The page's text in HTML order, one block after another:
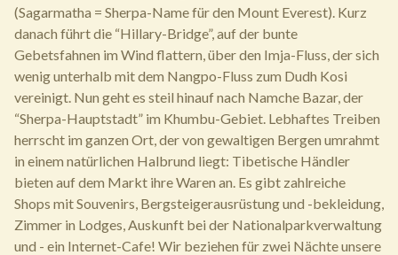
(Sagarmatha = Sherpa-Name für den Mount Everest). Kurz
danach führt die “Hillary-Bridge”, auf der bunte
Gebetsfahnen im Wind flattern, über den Imja-Fluss, der sich
wenig unterhalb mit dem Nangpo-Fluss zum Dudh Kosi
vereinigt. Nun geht es steil hinauf nach Namche Bazar, der
“Sherpa-Hauptstadt” im Khumbu-Gebiet. Lebhaftes Treiben
herrscht im ganzen Ort, der von gewaltigen Bergen umrahmt
in einem natürlichen Halbrund liegt: Tibetische Händler
bieten auf dem Markt ihre Waren an. Es gibt zahlreiche
Shops mit Souvenirs, Bergsteigerausrüstung und -bekleidung,
Zimmer in Lodges, Auskunft bei der Nationalparkverwaltung
und - ein Internet-Cafe! Wir beziehen für zwei Nächte unsere